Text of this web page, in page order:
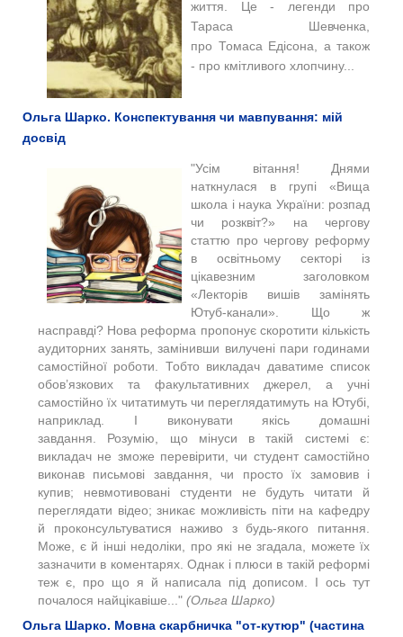
життя. Це - легенди про
Тараса Шевченка,
про Томаса Едісона, а також
- про кмітливого хлопчину...
Ольга Шарко. Конспектування чи мавпування: мій
досвід
"Усім вітання! Днями
наткнулася в групі «Вища
школа і наука України: розпад
чи розквіт?» на чергову
статтю про чергову реформу
в освітньому секторі із
цікавезним заголовком
«Лекторів вишів замінять
Ютуб-канали». Що ж
насправді? Нова реформа пропонує скоротити кількість
аудиторних занять, замінивши вилучені пари годинами
самостійної роботи. Тобто викладач даватиме список
обов’язкових та факультативних джерел, а учні
самостійно їх читатимуть чи переглядатимуть на Ютубі,
наприклад. І виконувати якісь домашні
завдання. Розумію, що мінуси в такій системі є:
викладач не зможе перевірити, чи студент самостійно
виконав письмові завдання, чи просто їх замовив і
купив; невмотивовані студенти не будуть читати й
переглядати відео; зникає можливість піти на кафедру
й проконсультуватися наживо з будь-якого питання.
Може, є й інші недоліки, про які не згадала, можете їх
зазначити в коментарях. Однак і плюси в такій реформі
теж є, про що я й написала під дописом. І ось тут
почалося найцікавіше ..." (Ольга Шарко)
Ольга Шарко. Мовна скарбничка "от-кутюр" (частина